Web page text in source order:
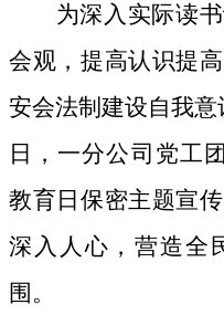
为深入实际读
会观，提高认识提
安会法制建设自我
日，一分公司党工
教育日保密主题宣
深入人心，营造全
围。